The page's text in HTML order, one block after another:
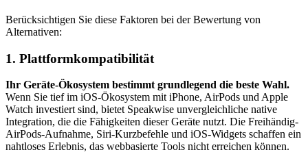
Berücksichtigen Sie diese Faktoren bei der Bewertung von
Alternativen:
1. Plattformkompatibilität
Ihr Geräte-Ökosystem bestimmt grundlegend die beste Wahl.
Wenn Sie tief im iOS-Ökosystem mit iPhone, AirPods und Apple
Watch investiert sind, bietet Speakwise unvergleichliche native
Integration, die die Fähigkeiten dieser Geräte nutzt. Die Freihändig-
AirPods-Aufnahme, Siri-Kurzbefehle und iOS-Widgets schaffen ein
nahtloses Erlebnis, das webbasierte Tools nicht erreichen können.